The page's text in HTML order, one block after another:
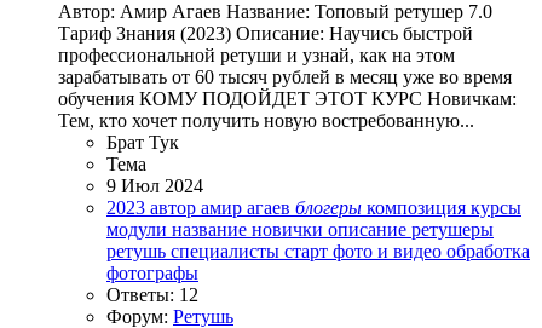
Автор: Амир Агаев Название: Топовый ретушер 7.0
Тариф Знания (2023) Описание: Научись быстрой
профессиональной ретуши и узнай, как на этом
зарабатывать от 60 тысяч рублей в месяц уже во время
обучения КОМУ ПОДОЙДЕТ ЭТОТ КУРС Новичкам:
Тем, кто хочет получить новую востребованную...
Брат Тук
Тема
9 Июл 2024
2023 автор амир агаев блогеры композиция курсы
модули название новички описание ретушеры
ретушь специалисты старт фото и видео обработка
фотографы
Ответы: 12
Форум: Ретушь